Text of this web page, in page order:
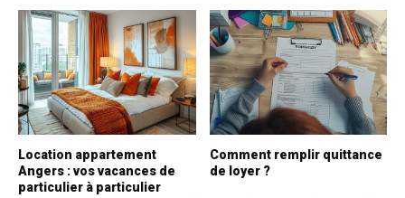
Location appartement
Angers : vos vacances de
particulier à particulier
Comment remplir quittance
de loyer ?